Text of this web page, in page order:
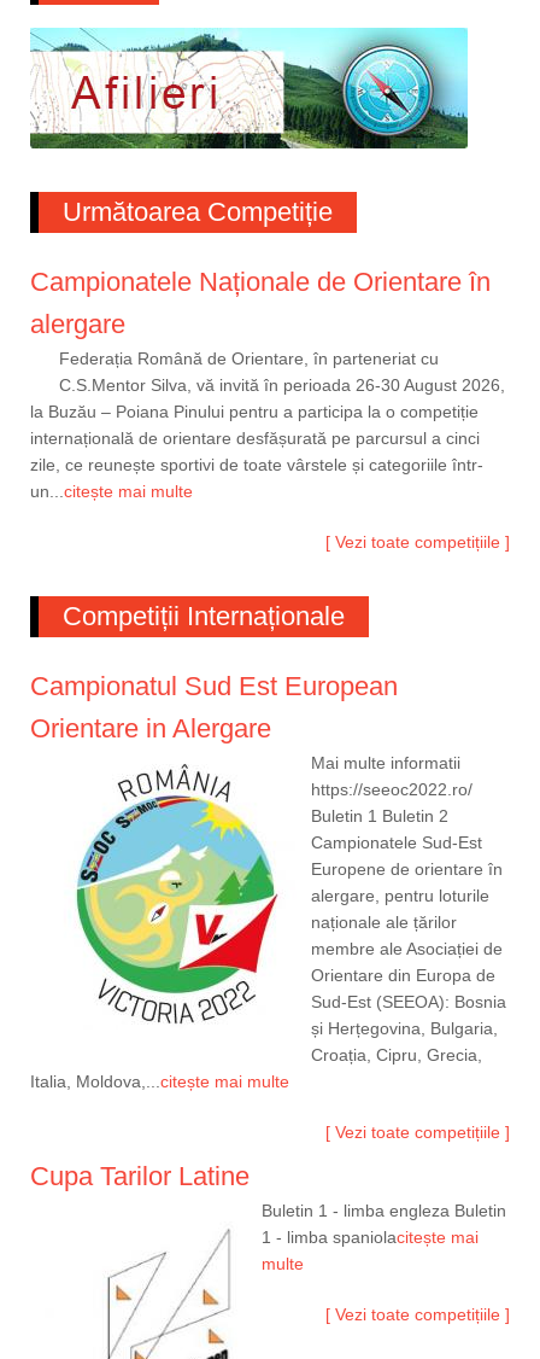
Următoarea Competiție
Campionatele Naționale de Orientare în
alergare
Federația Română de Orientare, în parteneriat cu
C.S.Mentor Silva, vă invită în perioada 26-30 August 2026,
la Buzău – Poiana Pinului pentru a participa la o competiție
internațională de orientare desfășurată pe parcursul a cinci
zile, ce reunește sportivi de toate vârstele și categoriile într-
un... citește mai multe
[ Vezi toate competițiile ]
Competiții Internaționale
Campionatul Sud Est European
Orientare in Alergare
Mai multe informatii
https://seeoc2022.ro/
Buletin 1 Buletin 2
Campionatele Sud-Est
Europene de orientare în
alergare, pentru loturile
naționale ale țărilor
membre ale Asociației de
Orientare din Europa de
Sud-Est (SEEOA): Bosnia
și Herțegovina, Bulgaria,
Croația, Cipru, Grecia,
Italia, Moldova,... citește mai multe
[ Vezi toate competițiile ]
Cupa Tarilor Latine
Buletin 1 - limba engleza Buletin
1 - limba spaniolacitește mai
multe
[ Vezi toate competițiile ]